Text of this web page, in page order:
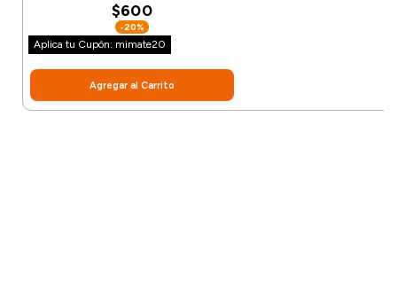
$600
-20%
Aplica tu Cupón: mimate20
Agregar al Carrito